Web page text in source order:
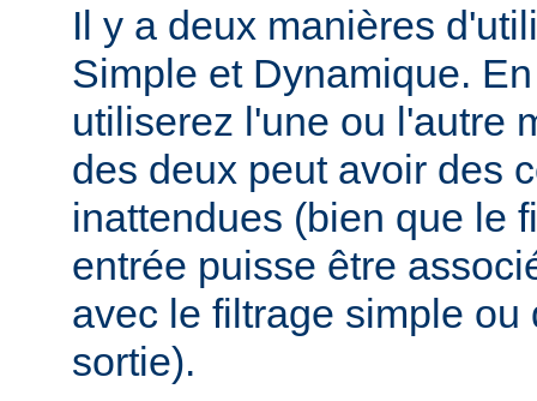
Il y a deux manières
Simple et Dynamique.
utiliserez l'une ou l'autre
des deux peut avoir des
inattendues (bien que le
entrée puisse être
avec le filtrage simple ou
sortie).